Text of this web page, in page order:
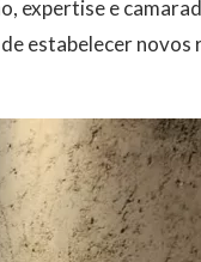
expertise e
estabelecer